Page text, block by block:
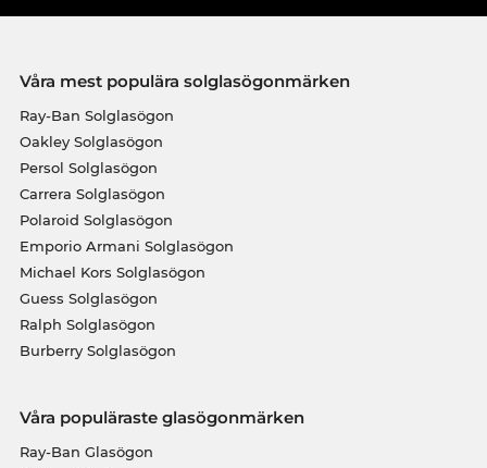
Våra mest populära solglasögonmärken
Ray-Ban Solglasögon
Oakley Solglasögon
Persol Solglasögon
Carrera Solglasögon
Polaroid Solglasögon
Emporio Armani Solglasögon
Michael Kors Solglasögon
Guess Solglasögon
Ralph Solglasögon
Burberry Solglasögon
Våra populäraste glasögonmärken
Ray-Ban Glasögon